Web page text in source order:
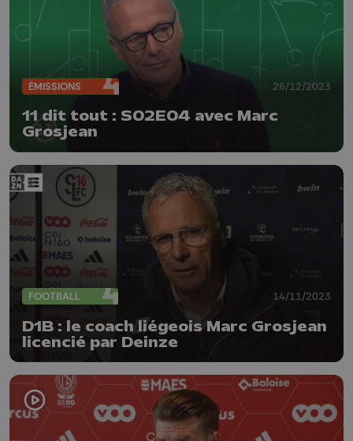
ÉMISSIONS 26/12/2023
11 dit tout : S02E04 avec Marc
Grosjean
FOOTBALL 14/11/2023
D1B : le coach liégeois Marc Grosjean
licencié par Deinze